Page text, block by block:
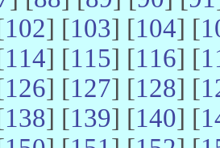
102] [103] [104] [
114] [115] [116] [
126] [127] [128] [
138] [139] [140] [